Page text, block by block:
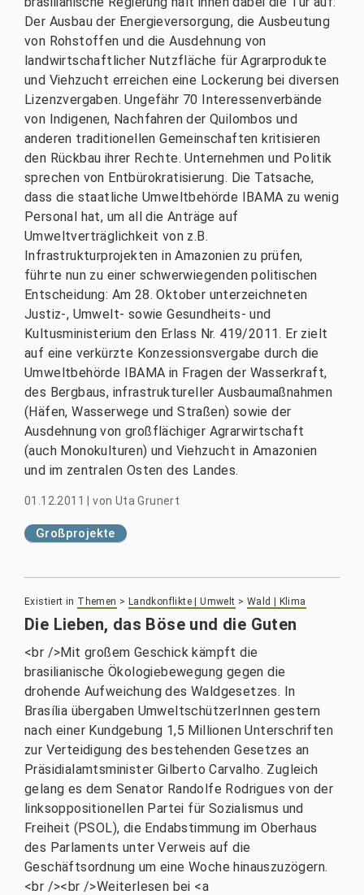
Der Ausbau der Energieversorgung, die Ausbeutung
von Rohstoffen und die Ausdehnung von
landwirtschaftlicher Nutzfläche für Agrarprodukte
und Viehzucht erreichen eine Lockerung bei diversen
Lizenzvergaben. Ungefähr 70 Interessenverbände
von Indigenen, Nachfahren der Quilombos und
anderen traditionellen Gemeinschaften kritisieren
den Rückbau ihrer Rechte. Unternehmen und Politik
sprechen von Entbürokratisierung. Die Tatsache,
dass die staatliche Umweltbehörde IBAMA zu wenig
Personal hat, um all die Anträge auf
Umweltverträglichkeit von z.B.
Infrastrukturprojekten in Amazonien zu prüfen,
führte nun zu einer schwerwiegenden politischen
Entscheidung: Am 28. Oktober unterzeichneten
Justiz-, Umwelt- sowie Gesundheits- und
Kultusministerium den Erlass Nr. 419/2011. Er zielt
auf eine verkürzte Konzessionsvergabe durch die
Umweltbehörde IBAMA in Fragen der Wasserkraft,
des Bergbaus, infrastruktureller Ausbaumaßnahmen
(Häfen, Wasserwege und Straßen) sowie der
Ausdehnung von großflächiger Agrarwirtschaft
(auch Monokulturen) und Viehzucht in Amazonien
und im zentralen Osten des Landes.
01.12.2011 |von Uta Grunert
Großprojekte
Existiert in Themen > Landkonflikte | Umwelt > Wald | Klima
Die Lieben, das Böse und die Guten
<br />Mit großem Geschick kämpft die
brasilianische Ökologiebewegung gegen die
drohende Aufweichung des Waldgesetzes. In
Brasília übergaben UmweltschützerInnen gestern
nach einer Kundgebung 1,5 Millionen Unterschriften
zur Verteidigung des bestehenden Gesetzes an
Präsidialamtsminister Gilberto Carvalho. Zugleich
gelang es dem Senator Randolfe Rodrigues von der
linksoppositionellen Partei für Sozialismus und
Freiheit (PSOL), die Endabstimmung im Oberhaus
des Parlaments unter Verweis auf die
Geschäftsordnung um eine Woche hinauszuzögern.
<br /><br />Weiterlesen bei <a